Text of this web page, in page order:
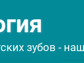
зубов -